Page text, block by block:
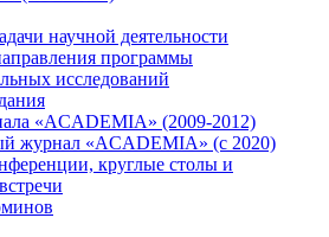
научной деятельности
программы
исследований
«ACADEMIA» (2009-2012)
журнал «ACADEMIA» (с 2020)
круглые столы и